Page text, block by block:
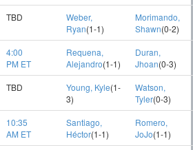
TBD
Weber,
Ryan(1-1)
Morimando,
Shawn(0-2)
4:00
PM ET
Requena,
Alejandro(1-1)
Duran,
Jhoan(0-3)
TBD Young, Kyle(1-
3)
Watson,
Tyler(0-3)
10:35
AM ET
Santiago,
Héctor(1-1)
Romero,
JoJo(1-1)